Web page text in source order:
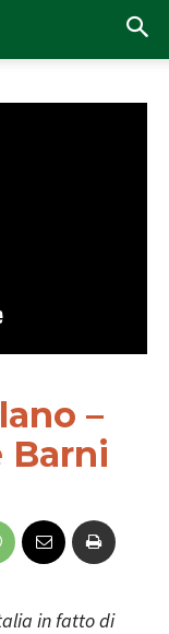
–
Barni
in fatto di